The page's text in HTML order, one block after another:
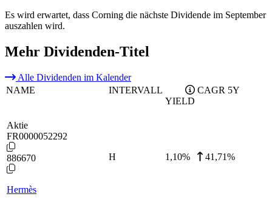
Es wird erwartet, dass Corning die nächste Dividende im September
auszahlen wird.
Mehr Dividenden-Titel
Alle Dividenden im Kalender
NAME
INTERVALL
YIELD
CAGR 5Y
Aktie
FR0000052292
886670
Hermès
H 1,10% 41,71%